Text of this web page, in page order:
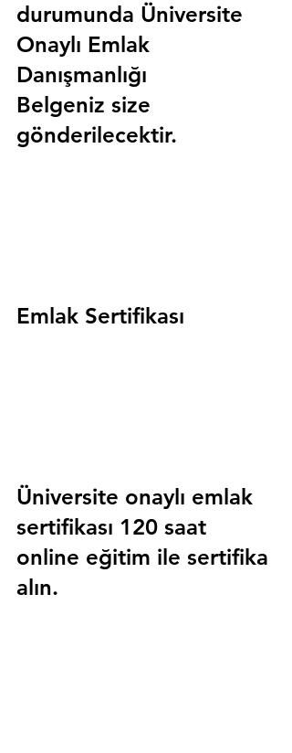
durumunda Üniversite
Onaylı Emlak
Danışmanlığı
Belgeniz size
gönderilecektir.
Emlak Sertifikası
Üniversite onaylı emlak
sertifikası 120 saat
online eğitim ile sertifika
alın.